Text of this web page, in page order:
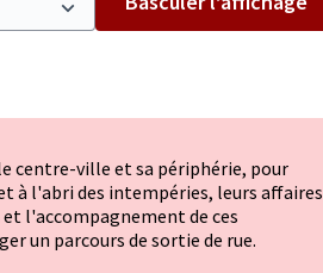
centre-ville et sa périphérie, pour
à l'abri des intempéries, leurs affaires
l'accompagnement de ces
un parcours de sortie de rue.